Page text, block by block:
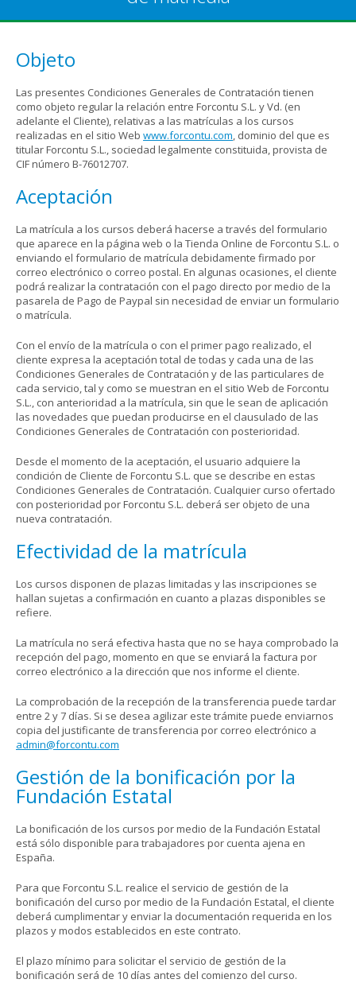
Objeto
Las presentes Condiciones Generales de Contratación tienen
como objeto regular la relación entre Forcontu S.L. y Vd. (en
adelante el Cliente), relativas a las matrículas a los cursos
realizadas en el sitio Web www.forcontu.com , dominio del que es
titular Forcontu S.L., sociedad legalmente constituida, provista de
CIF número B-76012707.
Aceptación
La matrícula a los cursos deberá hacerse a través del formulario
que aparece en la página web o la Tienda Online de Forcontu S.L. o
enviando el formulario de matrícula debidamente firmado por
correo electrónico o correo postal. En algunas ocasiones, el cliente
podrá realizar la contratación con el pago directo por medio de la
pasarela de Pago de Paypal sin necesidad de enviar un formulario
o matrícula.
Con el envío de la matrícula o con el primer pago realizado, el
cliente expresa la aceptación total de todas y cada una de las
Condiciones Generales de Contratación y de las particulares de
cada servicio, tal y como se muestran en el sitio Web de Forcontu
S.L., con anterioridad a la matrícula, sin que le sean de aplicación
las novedades que puedan producirse en el clausulado de las
Condiciones Generales de Contratación con posterioridad.
Desde el momento de la aceptación, el usuario adquiere la
condición de Cliente de Forcontu S.L. que se describe en estas
Condiciones Generales de Contratación. Cualquier curso ofertado
con posterioridad por Forcontu S.L. deberá ser objeto de una
nueva contratación.
Efectividad de la matrícula
Los cursos disponen de plazas limitadas y las inscripciones se
hallan sujetas a confirmación en cuanto a plazas disponibles se
refiere.
La matrícula no será efectiva hasta que no se haya comprobado la
recepción del pago, momento en que se enviará la factura por
correo electrónico a la dirección que nos informe el cliente.
La comprobación de la recepción de la transferencia puede tardar
entre 2 y 7 días. Si se desea agilizar este trámite puede enviarnos
copia del justificante de transferencia por correo electrónico a
admin@forcontu.com
Gestión de la bonificación por la
Fundación Estatal
La bonificación de los cursos por medio de la Fundación Estatal
está sólo disponible para trabajadores por cuenta ajena en
España.
Para que Forcontu S.L. realice el servicio de gestión de la
bonificación del curso por medio de la Fundación Estatal, el cliente
deberá cumplimentar y enviar la documentación requerida en los
plazos y modos establecidos en este contrato.
El plazo mínimo para solicitar el servicio de gestión de la
bonificación será de 10 días antes del comienzo del curso.